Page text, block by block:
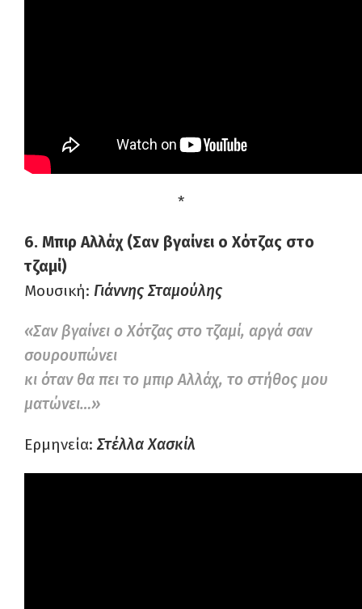
*
6. Μπιρ Αλλάχ (Σαν βγαίνει ο Χότζας στο
τζαμί)
Μουσική: Γιάννης Σταμούλης
«Σαν βγαίνει ο Χότζας στο τζαμί, αργά σαν
σουρουπώνει
κι όταν θα πει το μπιρ Αλλάχ, το στήθος μου
ματώνει…»
Ερμηνεία: Στέλλα Χασκίλ